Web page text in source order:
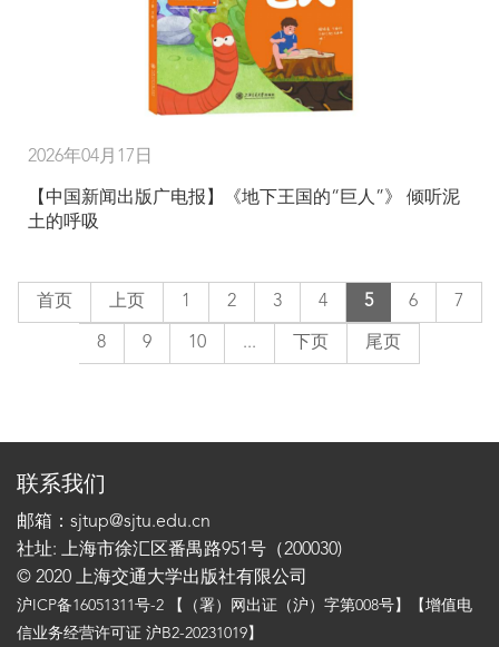
2026年04月17日
【中国新闻出版广电报】《地下王国的“巨人”》 倾听泥
土的呼吸
首页 上页 1 2 3 4 5 6 7
8 9 10 ... 下页 尾页
联系我们
邮箱：sjtup@sjtu.edu.cn
社址: 上海市徐汇区番禺路951号（200030)
© 2020 上海交通大学出版社有限公司
沪ICP备16051311号-2 【（署）网出证（沪）字第008号】【增值电
信业务经营许可证 沪B2-20231019】